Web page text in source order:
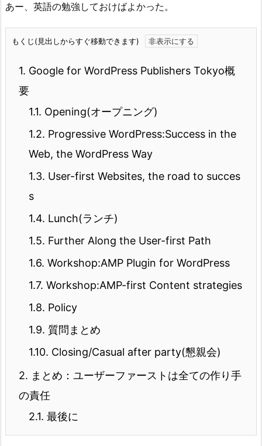
あー、英語の勉強しておけばよかった。
もくじ(見出しからすぐ移動できます)
1. Google for WordPress Publishers Tokyo概
要
1.1. Opening(オープニング)
1.2. Progressive WordPress:Success in the
Web, the WordPress Way
1.3. User-first Websites, the road to succes
s
1.4. Lunch(ランチ)
1.5. Further Along the User-first Path
1.6. Workshop:AMP Plugin for WordPress
1.7. Workshop:AMP-first Content strategies
1.8. Policy
1.9. 質問まとめ
1.10. Closing/Casual after party(懇親会)
2. まとめ：ユーザーファーストは全ての作り手
の責任
2.1. 最後に